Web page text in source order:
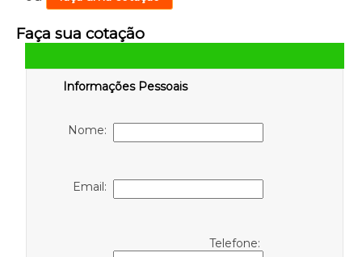
Faça sua cotação
Informações Pessoais
Nome:
Email:
Telefone: